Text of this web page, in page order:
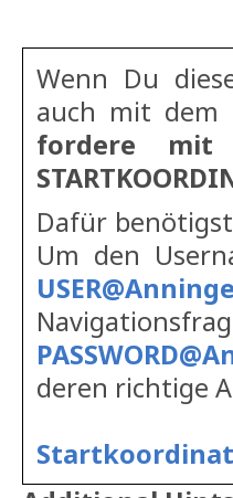
Wenn Du
auch mit dem
fordere mit
Dafür
Um den
deren richtige